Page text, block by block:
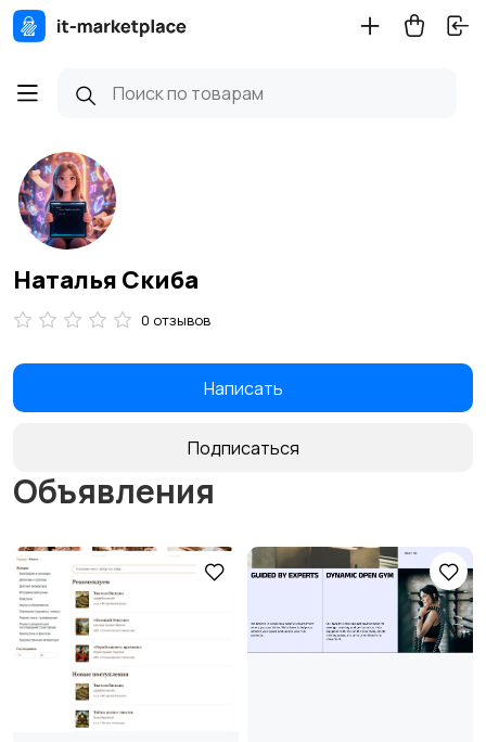
Наталья Скиба
0 отзывов
Написать
Подписаться
Объявления